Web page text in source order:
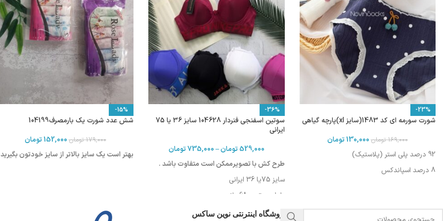
-23%
شورت سورمه ای کد 1483(سایز xl)پارچه گیاهی
169,000 تومان 130,000تومان
92 درصد پلی استر (پلاستیک)
8 درصد اسپاندکس
-36%
سوتین اسفنجی فنردار 104628 سایز 36 یا 75
ایرانی
529,000 تومان–
735,000تومان
طرح کش با تصویرممکن است متفاوت باشد .
سایز 75یا 36 ایرانی
طول سوتین :68سانت
دورکمر: 75-79 سانت
-15%
شش عدد شورت یک بارمصرف104199
179,000 تومان 152,000تومان
بهتر است یک سایز بالاتر از سایز خودتون بگیرید
فروشگاه اینترنتی نوین ساکس